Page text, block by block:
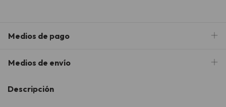
Medios de pago
Medios de envío
Descripción